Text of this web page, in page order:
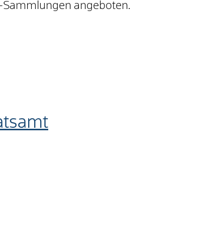
Sammlungen angeboten.